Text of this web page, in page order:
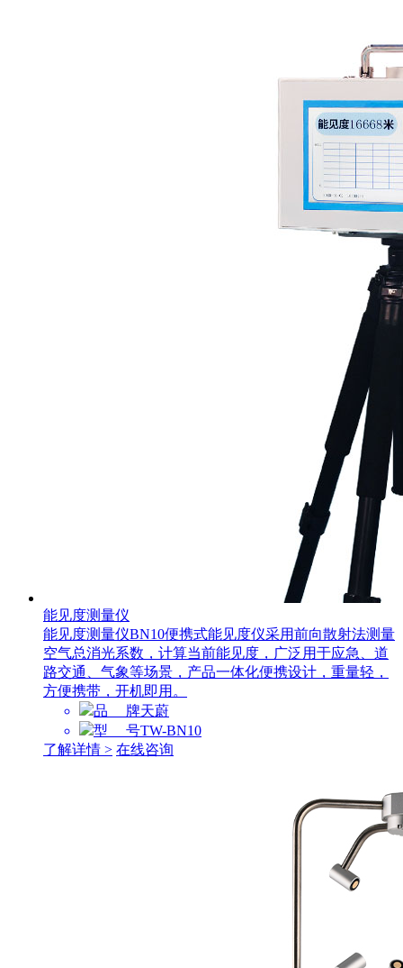
能见度测量仪
能见度测量仪BN10便携式能见度仪采用前向散射法测量
空气总消光系数，计算当前能见度，广泛用于应急、道
路交通、气象等场景，产品一体化便携设计，重量轻，
方便携带，开机即用。
品 牌天蔚
型 号TW-BN10
了解详情 > 在线咨询